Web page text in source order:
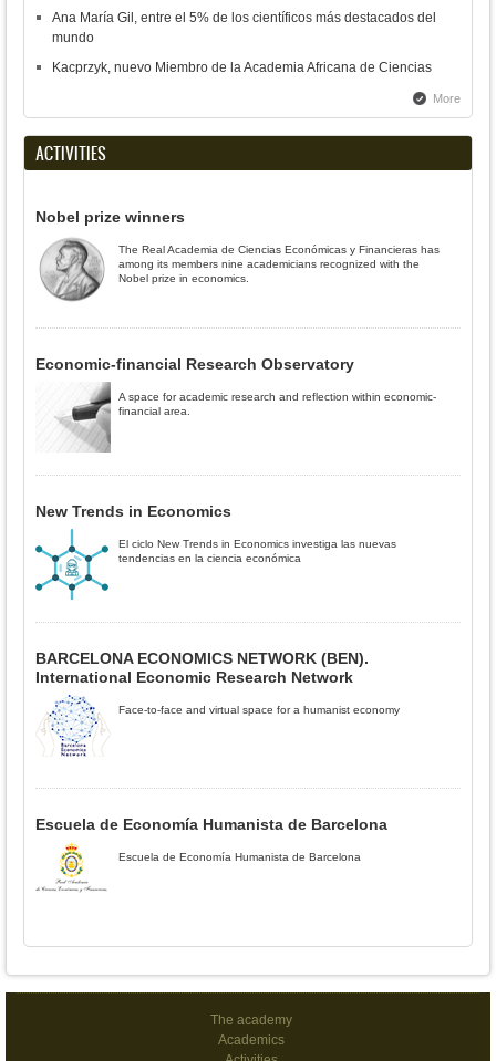
Ana María Gil, entre el 5% de los científicos más destacados del
mundo
Kacprzyk, nuevo Miembro de la Academia Africana de Ciencias
More
ACTIVITIES
Nobel prize winners
The Real Academia de Ciencias Económicas y Financieras has
among its members nine academicians recognized with the
Nobel prize in economics.
Economic-financial Research Observatory
A space for academic research and reflection within economic-
financial area.
New Trends in Economics
El ciclo New Trends in Economics investiga las nuevas
tendencias en la ciencia económica
BARCELONA ECONOMICS NETWORK (BEN).
International Economic Research Network
Face-to-face and virtual space for a humanist economy
Escuela de Economía Humanista de Barcelona
Escuela de Economía Humanista de Barcelona
The academy
Academics